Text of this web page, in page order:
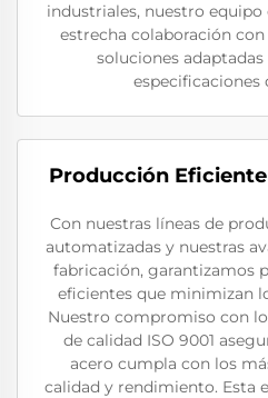
industriales, nuestro equipo
estrecha colaboración
soluciones
especificaciones
Producción
Con nuestras líneas de
automatizadas y nuestras
fabricación, garantizamos
eficientes que minimizan
Nuestro compromiso con
de calidad ISO 9001
acero cumpla con los
calidad y rendimiento. Esta